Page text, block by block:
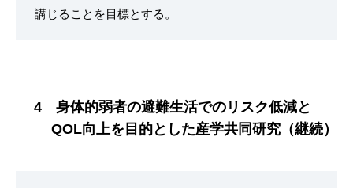
講じることを目標とする。
4 身体的弱者の避難生活でのリスク低減と
QOL向上を目的とした産学共同研究（継続）